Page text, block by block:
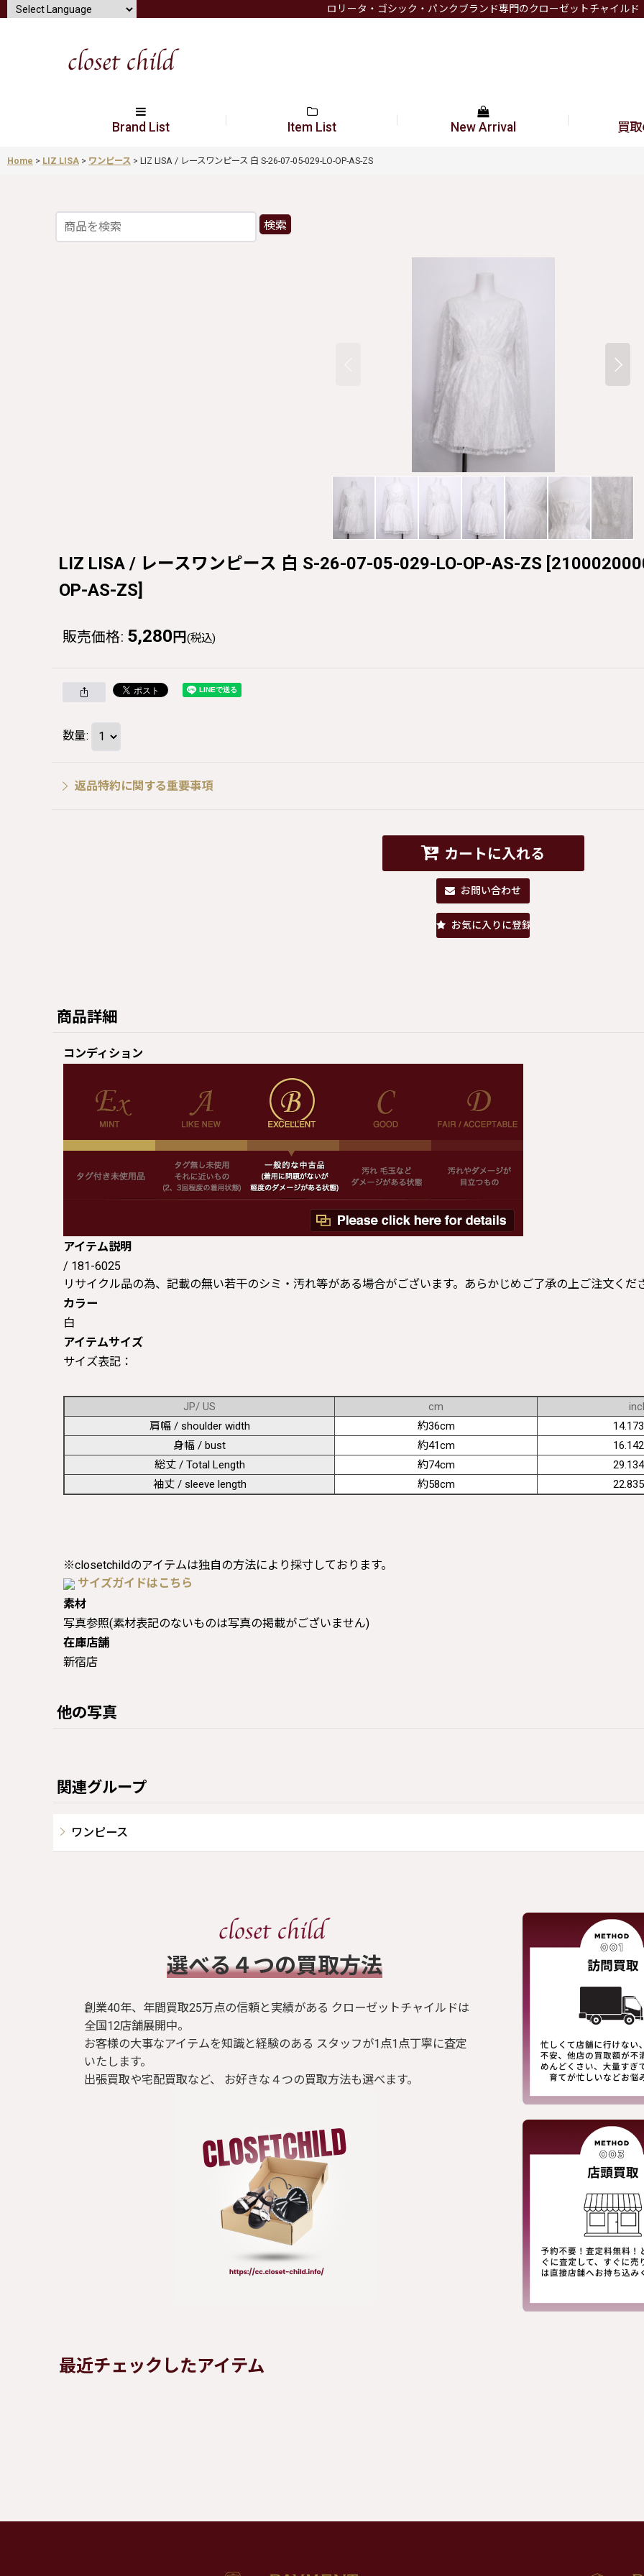
ロリータ・ゴシック・パンクブランド専門のクローゼットチャイルド
Brand List Item List New Arrival 買
Home > LIZ LISA > ワンピース > LIZ LISA / レースワンピース 白 S-26-07-05-029-LO-OP-AS-ZS
検索
LIZ LISA / レースワンピース 白 S-26-07-05-029-LO-OP-AS-ZS [
OP-AS-ZS]
販売価格: 5,280 円 (税込)
数量:
返品特約に関する重要事項
カートに入れる
お問い合わせ
お気に入りに登録
商品詳細
コンディション
アイテム説明
/ 181-6025
リサイクル品の為、記載の無い若干のシミ・汚れ等がある場合がございます。あらかじめご了承の上ご注文くだ
カラー
白
アイテムサイズ
サイズ表記：
JP/ US cm
肩幅 / shoulder width
約36cm
身幅 / bust
約41cm
総丈 / Total Length
約74cm
袖丈 / sleeve length
約58cm
※closetchildのアイテムは独自の方法により採寸しております。
サイズガイドはこちら
素材
写真参照(素材表記のないものは写真の掲載がございません)
在庫店舗
新宿店
他の写真
関連グループ
ワンピース
​選べる４つの買取方法
創業40年、年間買取25万点の信頼と実績がある クローゼットチャイルドは
全国12店舗展開中。
お客様の大事なアイテムを知識と経験のある スタッフが1点1点丁寧に査定
いたします。
出張買取や宅配買取など、 お好きな４つの買取方法も選べます。
最近チェックしたアイテム